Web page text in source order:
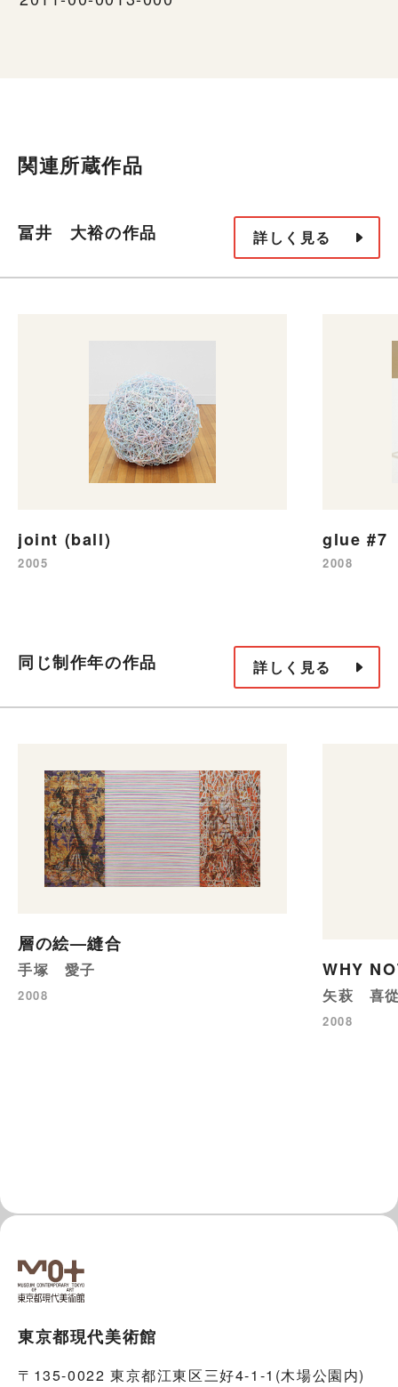
関連所蔵作品
冨井 大裕の作品 詳しく見る
joint (ball)
2005
glue #7
2008
同じ制作年の作品 詳しく見る
層の絵—縫合
手塚 愛子
2008
WHY
矢萩 喜
2008
東京都現代美術館
〒135-0022 東京都江東区三好4-1-1(木場公園内)